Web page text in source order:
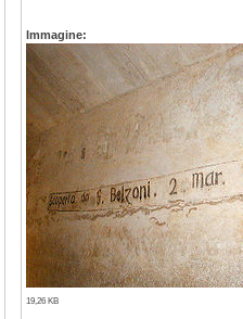
Immagine:
19,26 KB